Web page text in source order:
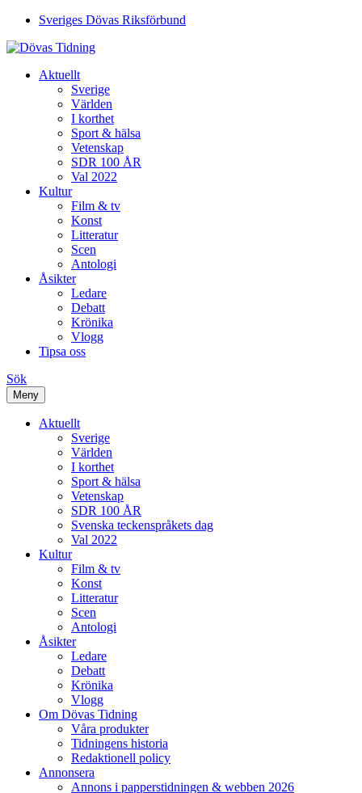
Sveriges Dövas Riksförbund
Aktuellt
Sverige
Världen
I korthet
Sport & hälsa
Vetenskap
SDR 100 ÅR
Val 2022
Kultur
Film & tv
Konst
Litteratur
Scen
Antologi
Åsikter
Ledare
Debatt
Krönika
Vlogg
Tipsa oss
Sök
Meny
Aktuellt
Sverige
Världen
I korthet
Sport & hälsa
Vetenskap
SDR 100 ÅR
Svenska teckenspråkets dag
Val 2022
Kultur
Film & tv
Konst
Litteratur
Scen
Antologi
Åsikter
Ledare
Debatt
Krönika
Vlogg
Om Dövas Tidning
Våra produkter
Tidningens historia
Redaktionell policy
Annonsera
Annons i papperstidningen & webben 2026